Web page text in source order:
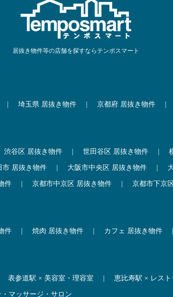
居抜き物件等の店舗を探すならテンポスマート
埼玉県 居抜き物件 京都府 居抜き物件
渋谷区 居抜き物件 世田谷区 居抜き物件
市 居抜き物件 大阪市中央区 居抜き物件
件 京都市中京区 居抜き物件 京都市下京
件 焼肉 居抜き物件 カフェ 居抜き物件
表参道駅 × 美容室・理容室 恵比寿駅 × レスト
マッサージ・サロン